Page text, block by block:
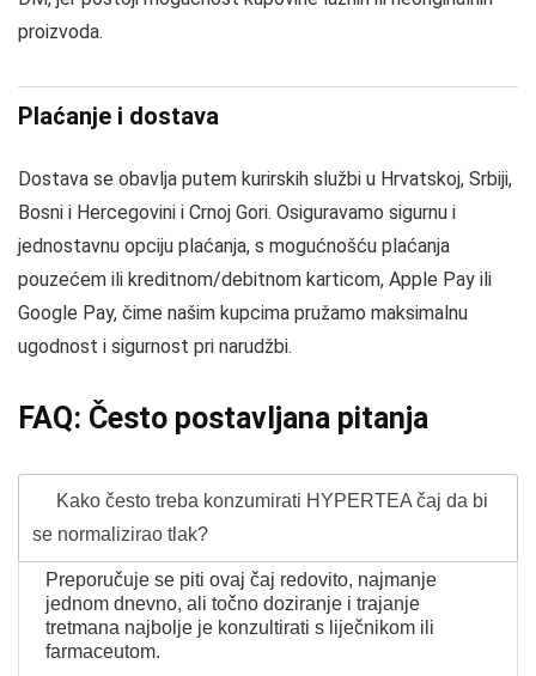
proizvoda.
Plaćanje i dostava
Dostava se obavlja putem kurirskih službi u Hrvatskoj, Srbiji,
Bosni i Hercegovini i Crnoj Gori. Osiguravamo sigurnu i
jednostavnu opciju plaćanja, s mogućnošću plaćanja
pouzećem ili kreditnom/debitnom karticom, Apple Pay ili
Google Pay, čime našim kupcima pružamo maksimalnu
ugodnost i sigurnost pri narudžbi.
FAQ: Često postavljana pitanja
Kako često treba konzumirati HYPERTEA čaj da bi
se normalizirao tlak?
Preporučuje se piti ovaj čaj redovito, najmanje
jednom dnevno, ali točno doziranje i trajanje
tretmana najbolje je konzultirati s liječnikom ili
farmaceutom.